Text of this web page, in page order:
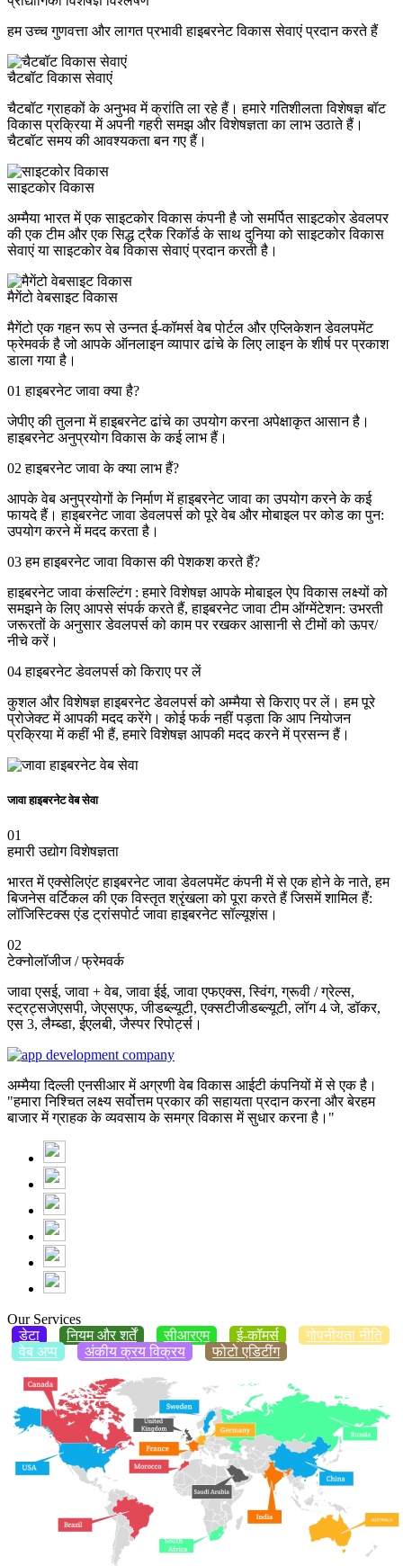
हम उच्च गुणवत्ता और लागत प्रभावी हाइबरनेट विकास सेवाएं प्रदान करते हैं
चैटबॉट विकास सेवाएं
चैटबॉट ग्राहकों के अनुभव में क्रांति ला रहे हैं। हमारे गतिशीलता विशेषज्ञ बॉट
विकास प्रक्रिया में अपनी गहरी समझ और विशेषज्ञता का लाभ उठाते हैं।
चैटबॉट समय की आवश्यकता बन गए हैं।
साइटकोर विकास
अम्मैया भारत में एक साइटकोर विकास कंपनी है जो समर्पित साइटकोर डेवलपर
की एक टीम और एक सिद्ध ट्रैक रिकॉर्ड के साथ दुनिया को साइटकोर विकास
सेवाएं या साइटकोर वेब विकास सेवाएं प्रदान करती है।
मैगेंटो वेबसाइट विकास
मैगेंटो एक गहन रूप से उन्नत ई-कॉमर्स वेब पोर्टल और एप्लिकेशन डेवलपमेंट
फ्रेमवर्क है जो आपके ऑनलाइन व्यापार ढांचे के लिए लाइन के शीर्ष पर प्रकाश
डाला गया है।
01 हाइबरनेट जावा क्या है?
जेपीए की तुलना में हाइबरनेट ढांचे का उपयोग करना अपेक्षाकृत आसान है।
हाइबरनेट अनुप्रयोग विकास के कई लाभ हैं।
02 हाइबरनेट जावा के क्या लाभ हैं?
आपके वेब अनुप्रयोगों के निर्माण में हाइबरनेट जावा का उपयोग करने के कई
फायदे हैं। हाइबरनेट जावा डेवलपर्स को पूरे वेब और मोबाइल पर कोड का पुन:
उपयोग करने में मदद करता है।
03 हम हाइबरनेट जावा विकास की पेशकश करते हैं?
हाइबरनेट जावा कंसल्टिंग : हमारे विशेषज्ञ आपके मोबाइल ऐप विकास लक्ष्यों को
समझने के लिए आपसे संपर्क करते हैं, हाइबरनेट जावा टीम ऑग्मेंटेशन: उभरती
जरूरतों के अनुसार डेवलपर्स को काम पर रखकर आसानी से टीमों को ऊपर/
नीचे करें।
04 हाइबरनेट डेवलपर्स को किराए पर लें
कुशल और विशेषज्ञ हाइबरनेट डेवलपर्स को अम्मैया से किराए पर लें। हम पूरे
प्रोजेक्ट में आपकी मदद करेंगे। कोई फर्क नहीं पड़ता कि आप नियोजन
प्रक्रिया में कहीं भी हैं, हमारे विशेषज्ञ आपकी मदद करने में प्रसन्न हैं।
जावा हाइबरनेट वेब सेवा
01
हमारी उद्योग विशेषज्ञता
भारत में एक्सेलिएंट हाइबरनेट जावा डेवलपमेंट कंपनी में से एक होने के नाते, हम
बिजनेस वर्टिकल की एक विस्तृत श्रृंखला को पूरा करते हैं जिसमें शामिल हैं:
लॉजिस्टिक्स एंड ट्रांसपोर्ट जावा हाइबरनेट सॉल्यूशंस।
02
टेक्नोलॉजीज / फ्रेमवर्क
जावा एसई, जावा + वेब, जावा ईई, जावा एफएक्स, स्विंग, ग्रूवी / ग्रेल्स,
स्ट्रट्सजेएसपी, जेएसएफ, जीडब्ल्यूटी, एक्सटीजीडब्ल्यूटी, लॉग 4 जे, डॉकर,
एस 3, लैम्ब्डा, ईएलबी, जैस्पर रिपोर्ट्स।
अम्मैया दिल्ली एनसीआर में अग्रणी वेब विकास आईटी कंपनियों में से एक है।
"हमारा निश्चित लक्ष्य सर्वोत्तम प्रकार की सहायता प्रदान करना और बेरहम
बाजार में ग्राहक के व्यवसाय के समग्र विकास में सुधार करना है।"
Our Services
डेटा
नियम और शर्तें सीआरएम ई-कॉमर्स
गोपनीयता नीति
वेब अप्प
अंकीय क्रय विक्रय फोटो एडिटींग